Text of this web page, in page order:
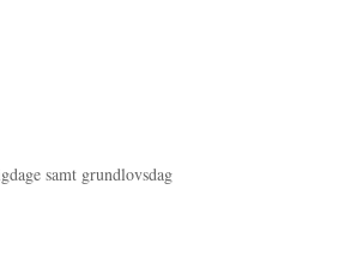
samt grundlovsdag